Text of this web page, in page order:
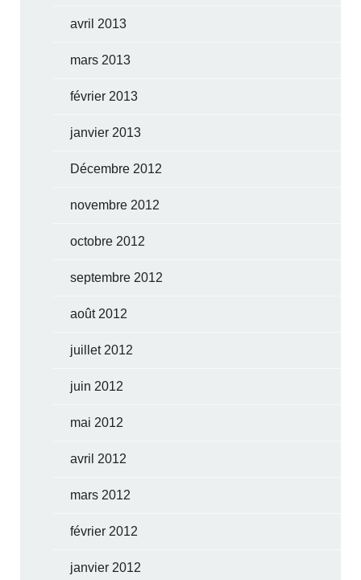
avril 2013
mars 2013
février 2013
janvier 2013
Décembre 2012
novembre 2012
octobre 2012
septembre 2012
août 2012
juillet 2012
juin 2012
mai 2012
avril 2012
mars 2012
février 2012
janvier 2012